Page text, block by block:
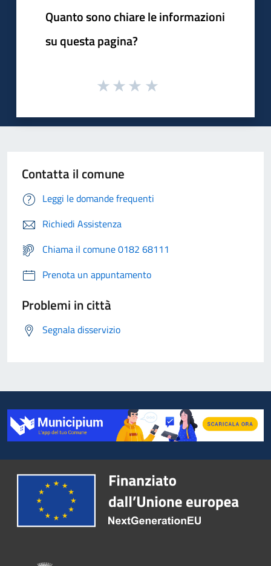
Quanto sono chiare le informazioni
su questa pagina?
Contatta il comune
Leggi le domande frequenti
Richiedi Assistenza
Chiama il comune 0182 68111
Prenota un appuntamento
Problemi in città
Segnala disservizio